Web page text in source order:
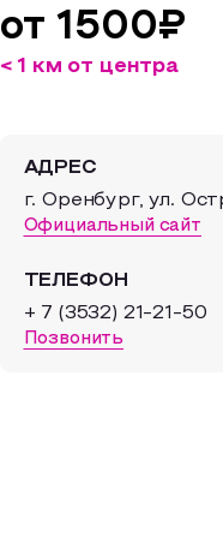
от 1500₽
< 1 км от центра
АДРЕС
г. Оренбург, ул.
Официальный сайт
ТЕЛЕФОН
+ 7 (3532) 21-21-50
Позвонить